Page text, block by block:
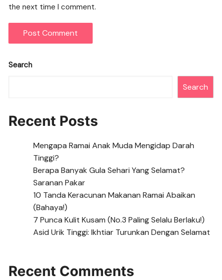
the next time I comment.
Search
Search
Recent Posts
Mengapa Ramai Anak Muda Mengidap Darah
Tinggi?
Berapa Banyak Gula Sehari Yang Selamat?
Saranan Pakar
10 Tanda Keracunan Makanan Ramai Abaikan
(Bahaya!)
7 Punca Kulit Kusam (No.3 Paling Selalu Berlaku!)
Asid Urik Tinggi: Ikhtiar Turunkan Dengan Selamat
Recent Comments